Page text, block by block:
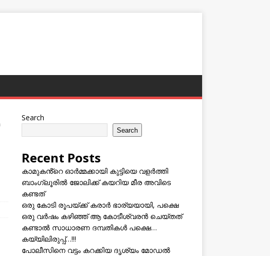
Search
Search
Recent Posts
കാമുകൻ്റെ ഓർമ്മക്കായി കുട്ടിയെ വളർത്തി
ബാംഗ്ലൂരിൽ ജോലിക്ക് കയറിയ മീര അവിടെ
കണ്ടത്
ഒരു കോടി രൂപയ്ക്ക് കരാർ ഭാര്യയായി, പക്ഷെ
ഒരു വർഷം കഴിഞ്ഞ് ആ കോടീശ്വരൻ ചെയ്തത്
കണ്ടാൽ സാധാരണ ദമ്പതികൾ പക്ഷെ…
കയ്യിലിരുപ്പ്…!!!
പോലീസിനെ വട്ടം കറക്കിയ ദൃശ്യം മോഡല്‍